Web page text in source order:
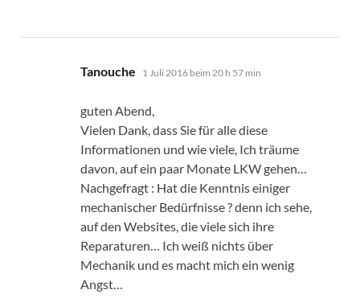
Tanouche sagt:
1 Juli 2016 beim 20 h 57 min
guten Abend,
Vielen Dank, dass Sie für alle diese
Informationen und wie viele, Ich träume
davon, auf ein paar Monate LKW gehen…
Nachgefragt : Hat die Kenntnis einiger
mechanischer Bedürfnisse ? denn ich sehe,
auf den Websites, die viele sich ihre
Reparaturen… Ich weiß nichts über
Mechanik und es macht mich ein wenig
Angst…